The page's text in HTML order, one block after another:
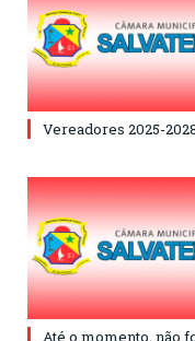
Vereadores 2025-
Até o momento, não